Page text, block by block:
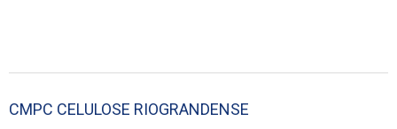
CMPC CELULOSE RIOGRANDENSE